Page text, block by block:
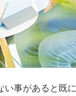
事があると既